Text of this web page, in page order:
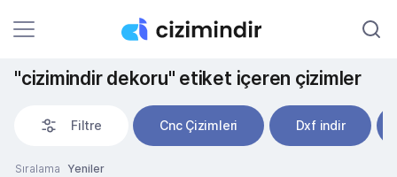
"cizimindir dekoru" etiket içeren çizimler
Filtre Cnc Çizimleri Dxf indir
Sıralama Yeniler